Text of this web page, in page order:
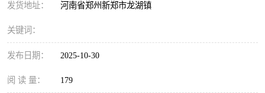
发货地址： 河南省郑州新郑市龙湖镇
关键词：
发布日期： 2025-10-30
阅 读 量： 179